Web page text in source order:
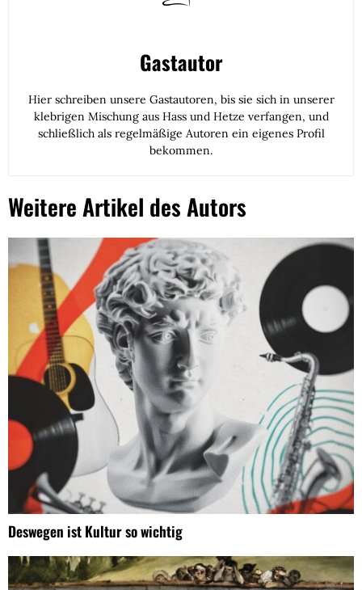
Gastautor
Hier schreiben unsere Gastautoren, bis sie sich in unserer
klebrigen Mischung aus Hass und Hetze verfangen, und
schließlich als regelmäßige Autoren ein eigenes Profil
bekommen.
Weitere Artikel des Autors
Deswegen ist Kultur so wichtig